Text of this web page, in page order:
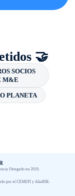
🤝
SOCIOS
M&E
PLANETA
Otorgado en 2019.
por el CEMEFI y AliaRSE.